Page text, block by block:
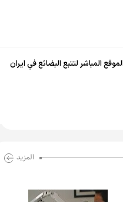
المباشر لتتبع البضائع في ايران
المزید